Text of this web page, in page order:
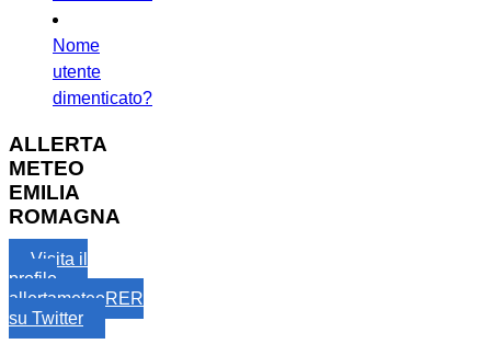
Nome
utente
dimenticato?
ALLERTA
METEO
EMILIA
ROMAGNA
Visita il
profilo
allertameteoRER
su Twitter